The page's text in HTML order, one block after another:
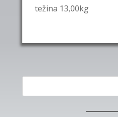
težina 13,00kg